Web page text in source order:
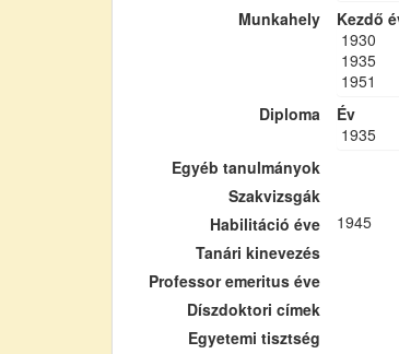
Munkahely
Kezdő
1930
1935
1951
Diploma
Év
1935
Egyéb tanulmányok
Szakvizsgák
Habilitáció éve
1945
Tanári kinevezés
Professor emeritus éve
Díszdoktori címek
Egyetemi tisztség